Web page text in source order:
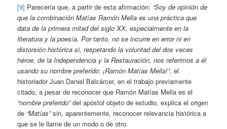
[9] Parecería que, a partir de esta afirmación: “Soy de opinión de
que la combinación Matías Ramón Mella es una práctica que
data de la primera mitad del siglo XX, especialmente en la
literatura y la poesía. Por tanto, no se incurre en error ni en
distorsión histórica si, respetando la voluntad del dos veces
héroe, de la Independencia y la Restauración, nos referimos a él
usando su nombre preferido: ¡Ramón Matías Mella!”, el
historiador Juan Daniel Balcárcer, en el trabajo previamente
citado, a pesar de reconocer que Ramón Matías Mella es el
“nombre preferido”del apóstol objeto de estudio, explica el origen
de “Matías”sin, aparentemente, reconocer relevancia histórica a
que se le llame de un modo o de otro.